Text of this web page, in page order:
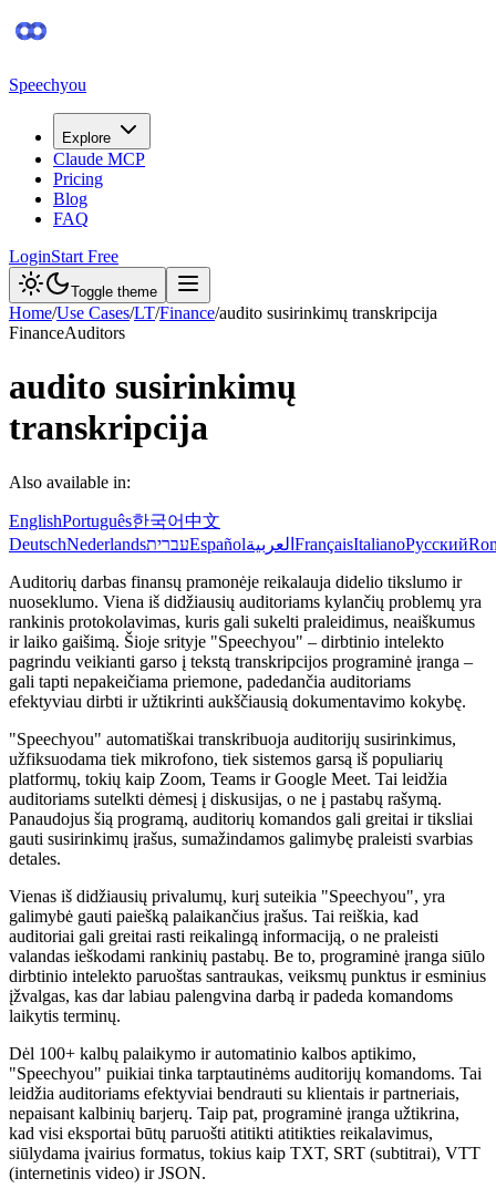
Speechyou
Explore
Claude MCP
Pricing
Blog
FAQ
LoginStart Free
Toggle theme
Home/Use Cases/LT/Finance/audito susirinkimų transkripcija
FinanceAuditors
audito susirinkimų
transkripcija
Also available in:
EnglishPortuguês한국어中文
DeutschNederlandsעבריתEspañolالعربية FrançaisItalianoРусский
Auditorių darbas finansų pramonėje reikalauja didelio tikslumo ir
nuoseklumo. Viena iš didžiausių auditoriams kylančių problemų yra
rankinis protokolavimas, kuris gali sukelti praleidimus, neaiškumus
ir laiko gaišimą. Šioje srityje "Speechyou" – dirbtinio intelekto
pagrindu veikianti garso į tekstą transkripcijos programinė įranga –
gali tapti nepakeičiama priemone, padedančia auditoriams
efektyviau dirbti ir užtikrinti aukščiausią dokumentavimo kokybę.
"Speechyou" automatiškai transkribuoja auditorijų susirinkimus,
užfiksuodama tiek mikrofono, tiek sistemos garsą iš populiarių
platformų, tokių kaip Zoom, Teams ir Google Meet. Tai leidžia
auditoriams sutelkti dėmesį į diskusijas, o ne į pastabų rašymą.
Panaudojus šią programą, auditorių komandos gali greitai ir tiksliai
gauti susirinkimų įrašus, sumažindamos galimybę praleisti svarbias
detales.
Vienas iš didžiausių privalumų, kurį suteikia "Speechyou", yra
galimybė gauti paiešką palaikančius įrašus. Tai reiškia, kad
auditoriai gali greitai rasti reikalingą informaciją, o ne praleisti
valandas ieškodami rankinių pastabų. Be to, programinė įranga siūlo
dirbtinio intelekto paruoštas santraukas, veiksmų punktus ir esminius
įžvalgas, kas dar labiau palengvina darbą ir padeda komandoms
laikytis terminų.
Dėl 100+ kalbų palaikymo ir automatinio kalbos aptikimo,
"Speechyou" puikiai tinka tarptautinėms auditorijų komandoms. Tai
leidžia auditoriams efektyviai bendrauti su klientais ir partneriais,
nepaisant kalbinių barjerų. Taip pat, programinė įranga užtikrina,
kad visi eksportai būtų paruošti atitikti atitikties reikalavimus,
siūlydama įvairius formatus, tokius kaip TXT, SRT (subtitrai), VTT
(internetinis video) ir JSON.